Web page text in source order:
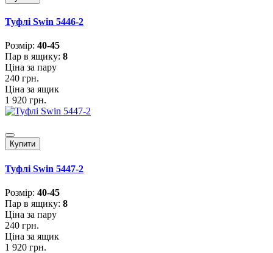
Туфлі Swin 5446-2
Розмiр: 40-45
Пар в ящику: 8
Ціна за пару
240 грн.
Ціна за ящик
1 920 грн.
Купити
Туфлі Swin 5447-2
Розмiр: 40-45
Пар в ящику: 8
Ціна за пару
240 грн.
Ціна за ящик
1 920 грн.